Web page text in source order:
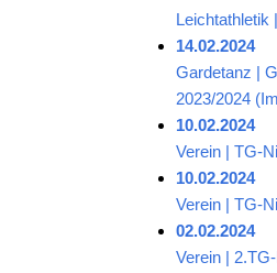
Leichtathletik
14.02.2024
Gardetanz |
2023/2024
10.02.2024
Verein | TG-
10.02.2024
Verein | TG-
02.02.2024
Verein |